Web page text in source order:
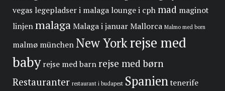
vegas legepladser i malaga lounge i cphmad maginot
linjenmalagaMalaga i januarMallorca Malmo med born
malmø münchenNew Yorkrejse med
baby rejse med barnrejse med børn
Restauranter restaurant i budapest Spanientenerife